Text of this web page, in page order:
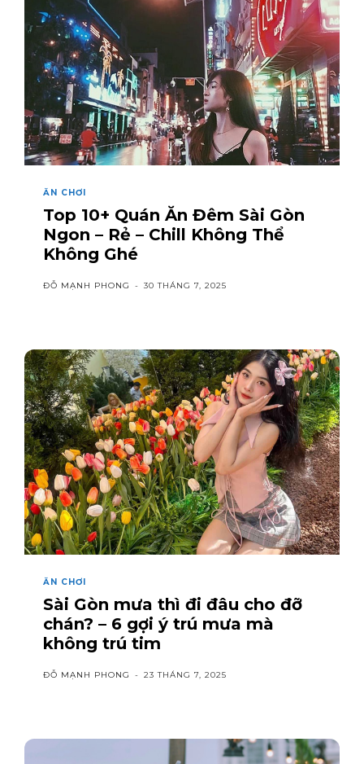
ĂN CHƠI
Top 10+ Quán Ăn Đêm Sài Gòn
Ngon – Rẻ – Chill Không Thể
Không Ghé
ĐỖ MẠNH PHONG - 30 THÁNG 7, 2025
ĂN CHƠI
Sài Gòn mưa thì đi đâu cho đỡ
chán? – 6 gợi ý trú mưa mà
không trú tim
ĐỖ MẠNH PHONG - 23 THÁNG 7, 2025